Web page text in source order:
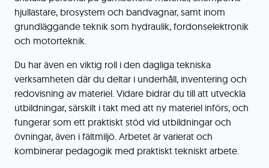
hjullastare, brosystem och bandvagnar, samt inom
grundläggande teknik som hydraulik, fordonselektronik
och motorteknik.
Du har även en viktig roll i den dagliga tekniska
verksamheten där du deltar i underhåll, inventering och
redovisning av materiel. Vidare bidrar du till att utveckla
utbildningar, särskilt i takt med att ny materiel införs, och
fungerar som ett praktiskt stöd vid utbildningar och
övningar, även i fältmiljö. Arbetet är varierat och
kombinerar pedagogik med praktiskt tekniskt arbete.